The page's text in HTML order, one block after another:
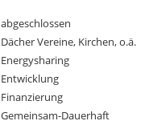
abgeschlossen
Dächer Vereine, Kirchen, o.ä.
Energysharing
Entwicklung
Finanzierung
Gemeinsam-Dauerhaft